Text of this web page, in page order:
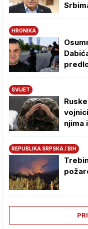
HRONIKA
SVIJET
njima
REPUBLIKA SRPSKA / BIH